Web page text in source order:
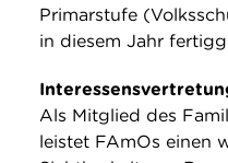
Primarstufe
in diesem Jahr
Als Mitglied des
leistet FAmOs einen